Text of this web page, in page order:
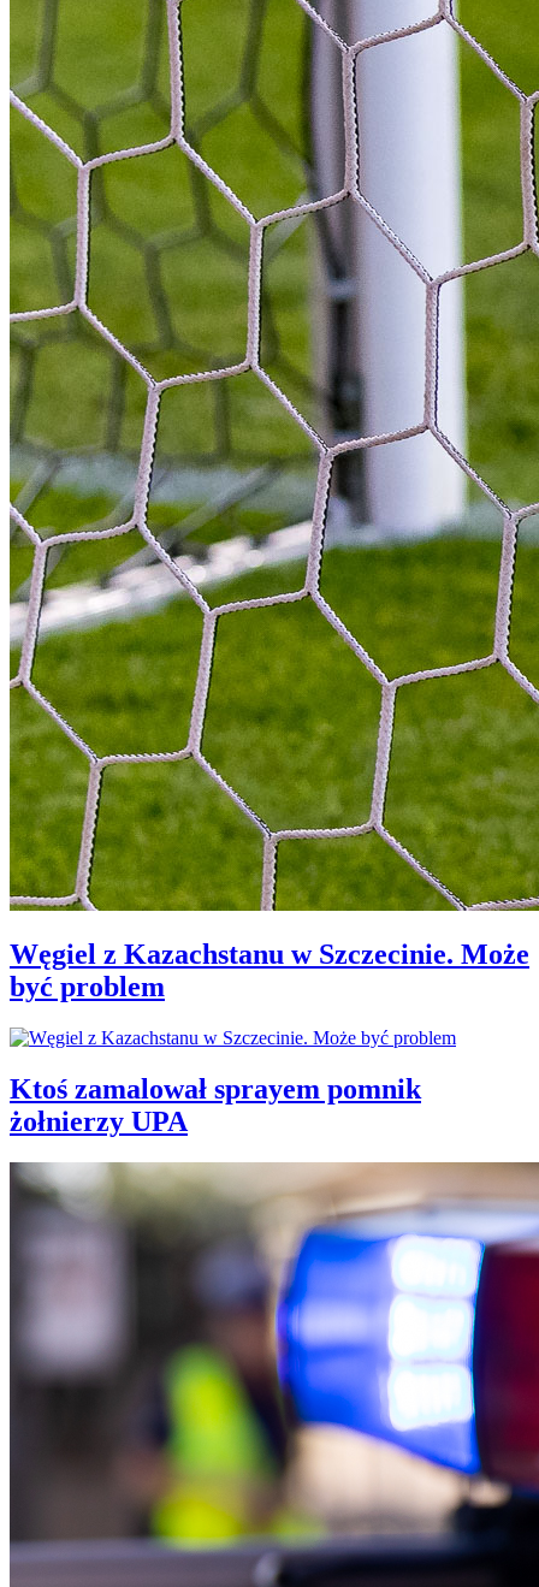
Węgiel z Kazachstanu w Szczecinie. Może
być problem
Ktoś zamalował sprayem pomnik
żołnierzy UPA